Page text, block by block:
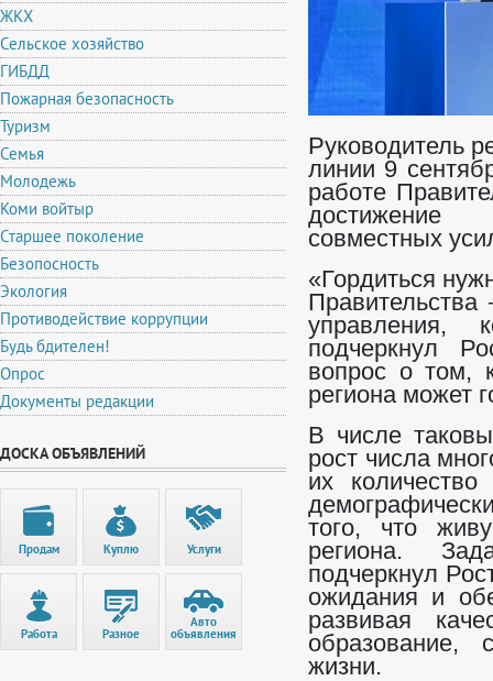
ЖКХ
Сельское хозяйство
ГИБДД
Пожарная безопасность
Туризм
Семья
Молодежь
Коми войтыр
Старшее поколение
Безопосность
Экология
Противодействие коррупции
Будь бдителен!
Опрос
Документы редакции
ДОСКА ОБЪЯВЛЕНИЙ
Продам Куплю Услуги
Работа Разное
Авто
объявления
Руководитель
линии 9
работе
достижение
совместных
«Гордиться
управления,
подчеркнул
вопрос о том,
региона может
В числе
рост числа
их
того, что
региона.
подчеркнул
ожидания и
развивая
образование,
жизни.